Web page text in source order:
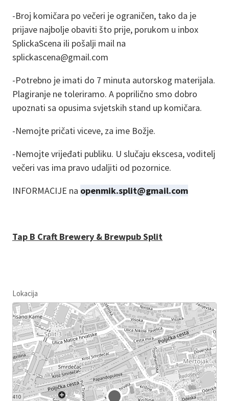
-Broj komičara po večeri je ograničen, tako da je
prijave najbolje obaviti što prije, porukom u inbox
SplickaScena ili pošalji mail na
splickascena@gmail.com
-Potrebno je imati do 7 minuta autorskog materijala.
Plagiranje ne toleriramo. A poprilično smo dobro
upoznati sa opusima svjetskih stand up komičara.
-Nemojte pričati viceve, za ime Božje.
-Nemojte vrijeđati publiku. U slučaju ekscesa, voditelj
večeri vas ima pravo udaljiti od pozornice.
INFORMACIJE na openmik.split@gmail.com
Tap B Craft Brewery & Brewpub Split
Lokacija